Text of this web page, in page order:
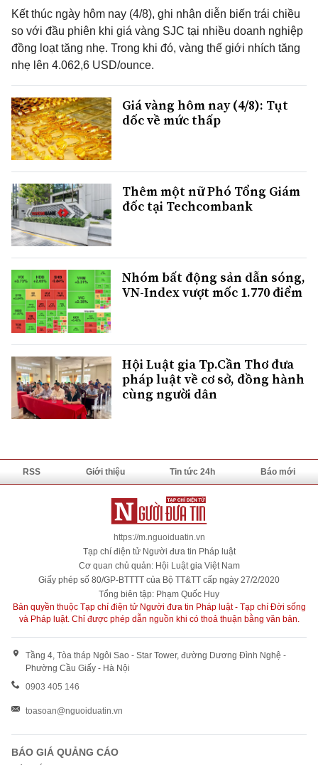
Kết thúc ngày hôm nay (4/8), ghi nhận diễn biến trái chiều
so với đầu phiên khi giá vàng SJC tại nhiều doanh nghiệp
đồng loạt tăng nhẹ. Trong khi đó, vàng thế giới nhích tăng
nhẹ lên 4.062,6 USD/ounce.
Giá vàng hôm nay (4/8): Tụt
dốc về mức thấp
Thêm một nữ Phó Tổng Giám
đốc tại Techcombank
Nhóm bất động sản dẫn sóng,
VN-Index vượt mốc 1.770 điểm
Hội Luật gia Tp.Cần Thơ đưa
pháp luật về cơ sở, đồng hành
cùng người dân
RSS Giới thiệu Tin tức 24h Báo mới
https://m.nguoiduatin.vn
Tạp chí điện tử Người đưa tin Pháp luật
Cơ quan chủ quản: Hội Luật gia Việt Nam
Giấy phép số 80/GP-BTTTT của Bộ TT&TT cấp ngày 27/2/2020
Tổng biên tập: Phạm Quốc Huy
Bản quyền thuộc Tạp chí điện tử Người đưa tin Pháp luật - Tạp chí Đời sống
và Pháp luật. Chỉ được phép dẫn nguồn khi có thoả thuận bằng văn bản.
Tầng 4, Tòa tháp Ngôi Sao - Star Tower, đường Dương Đình Nghệ -
Phường Cầu Giấy - Hà Nội
0903 405 146
toasoan@nguoiduatin.vn
BÁO GIÁ QUẢNG CÁO